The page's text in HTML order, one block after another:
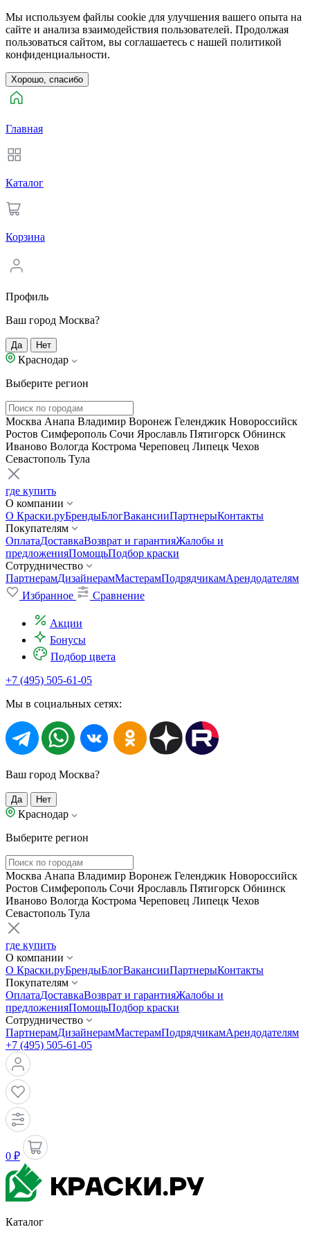
Мы используем файлы cookie для улучшения вашего опыта на
сайте и анализа взаимодействия пользователей. Продолжая
пользоваться сайтом, вы соглашаетесь с нашей политикой
конфиденциальности.
Хорошо, спасибо
Главная
Каталог
Корзина
Профиль
Ваш город Москва?
Да Нет
Краснодар
Выберите регион
Москва Анапа Владимир Воронеж Геленджик Новороссийск
Ростов Симферополь Сочи Ярославль Пятигорск Обнинск
Иваново Вологда Кострома Череповец Липецк Чехов
Севастополь Тула
где купить
О компании
О Краски.руБрендыБлогВакансииПартнерыКонтакты
Покупателям
ОплатаДоставкаВозврат и гарантияЖалобы и
предложенияПомощьПодбор краски
Сотрудничество
ПартнерамДизайнерамМастерамПодрядчикамАрендодателям
Избранное
Сравнение
Акции
Бонусы
Подбор цвета
+7 (495) 505-61-05
Мы в социальных сетях:
Ваш город Москва?
Да Нет
Краснодар
Выберите регион
Москва Анапа Владимир Воронеж Геленджик Новороссийск
Ростов Симферополь Сочи Ярославль Пятигорск Обнинск
Иваново Вологда Кострома Череповец Липецк Чехов
Севастополь Тула
где купить
О компании
О Краски.руБрендыБлогВакансииПартнерыКонтакты
Покупателям
ОплатаДоставкаВозврат и гарантияЖалобы и
предложенияПомощьПодбор краски
Сотрудничество
ПартнерамДизайнерамМастерамПодрядчикамАрендодателям
+7 (495) 505-61-05
0 ₽
Каталог